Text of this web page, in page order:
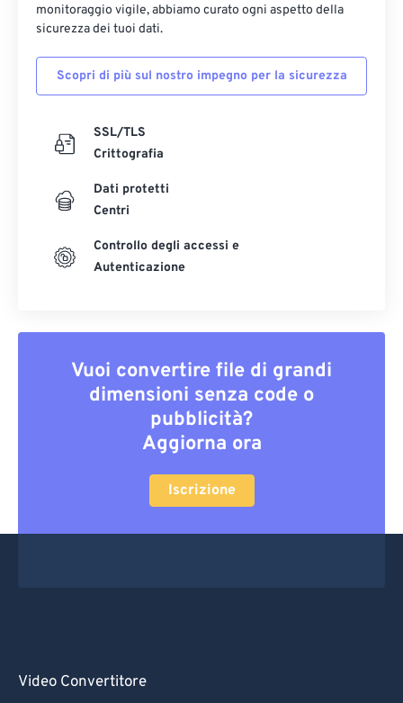
monitoraggio vigile, abbiamo curato ogni aspetto della
sicurezza dei tuoi dati.
Scopri di più sul nostro impegno per la sicurezza
SSL/TLS
Crittografia
Dati protetti
Centri
Controllo degli accessi e
Autenticazione
Vuoi convertire file di grandi
dimensioni senza code o
pubblicità?
Aggiorna ora
Iscrizione
Video Convertitore